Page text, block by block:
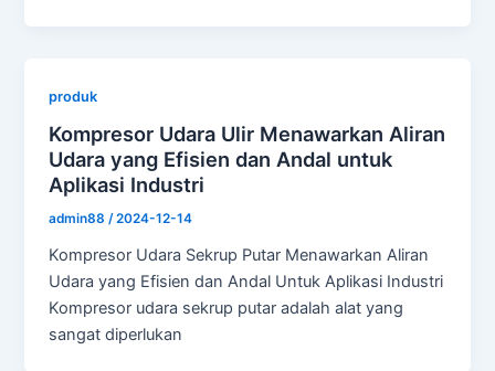
produk
Kompresor Udara Ulir Menawarkan Aliran
Udara yang Efisien dan Andal untuk
Aplikasi Industri
admin88/2024-12-14
Kompresor Udara Sekrup Putar Menawarkan Aliran
Udara yang Efisien dan Andal Untuk Aplikasi Industri
Kompresor udara sekrup putar adalah alat yang
sangat diperlukan